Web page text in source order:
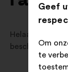
Helaas zijn er
beschikbaar in
Geef
Om
te